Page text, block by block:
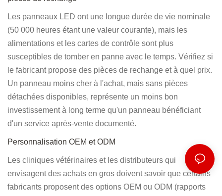
Les panneaux LED ont une longue durée de vie nominale
(50 000 heures étant une valeur courante), mais les
alimentations et les cartes de contrôle sont plus
susceptibles de tomber en panne avec le temps. Vérifiez si
le fabricant propose des pièces de rechange et à quel prix.
Un panneau moins cher à l'achat, mais sans pièces
détachées disponibles, représente un moins bon
investissement à long terme qu'un panneau bénéficiant
d'un service après-vente documenté.
Personnalisation OEM et ODM
Les cliniques vétérinaires et les distributeurs qui
envisagent des achats en gros doivent savoir que certains
fabricants proposent des options OEM ou ODM (rapports